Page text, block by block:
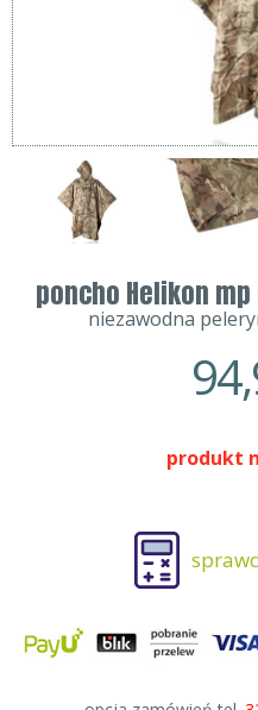
poncho Helikon mp
niezawodna
produkt